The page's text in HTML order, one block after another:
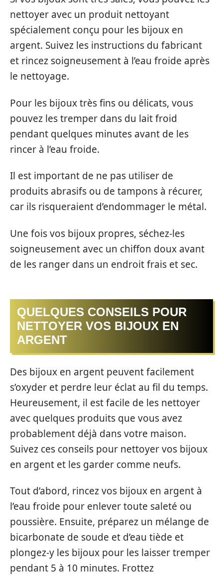
nettoyer avec un produit nettoyant
spécialement conçu pour les bijoux en
argent. Suivez les instructions du fabricant
et rincez soigneusement à l’eau froide après
le nettoyage.
Pour les bijoux très fins ou délicats, vous
pouvez les tremper dans du lait froid
pendant quelques minutes avant de les
rincer à l’eau froide.
Il est important de ne pas utiliser de
produits abrasifs ou de tampons à récurer,
car ils risqueraient d’endommager le métal.
Une fois vos bijoux propres, séchez-les
soigneusement avec un chiffon doux avant
de les ranger dans un endroit frais et sec.
QUELQUES CONSEILS POUR
NETTOYER VOS BIJOUX EN
ARGENT
Des bijoux en argent peuvent facilement
s’oxyder et perdre leur éclat au fil du temps.
Heureusement, il est facile de les nettoyer
avec quelques produits que vous avez
probablement déjà dans votre maison.
Suivez ces conseils pour nettoyer vos bijoux
en argent et les garder comme neufs.
Tout d’abord, rincez vos bijoux en argent à
l’eau froide pour enlever toute saleté ou
poussière. Ensuite, préparez un mélange de
bicarbonate de soude et d’eau tiède et
plongez-y les bijoux pour les laisser tremper
pendant 5 à 10 minutes. Frottez